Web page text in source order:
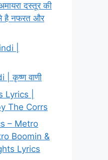
दस्तूर की
से है नफरत और
|
कृष्ण वाणी
|
The Corrs
– Metro
Boomin &
Lyrics